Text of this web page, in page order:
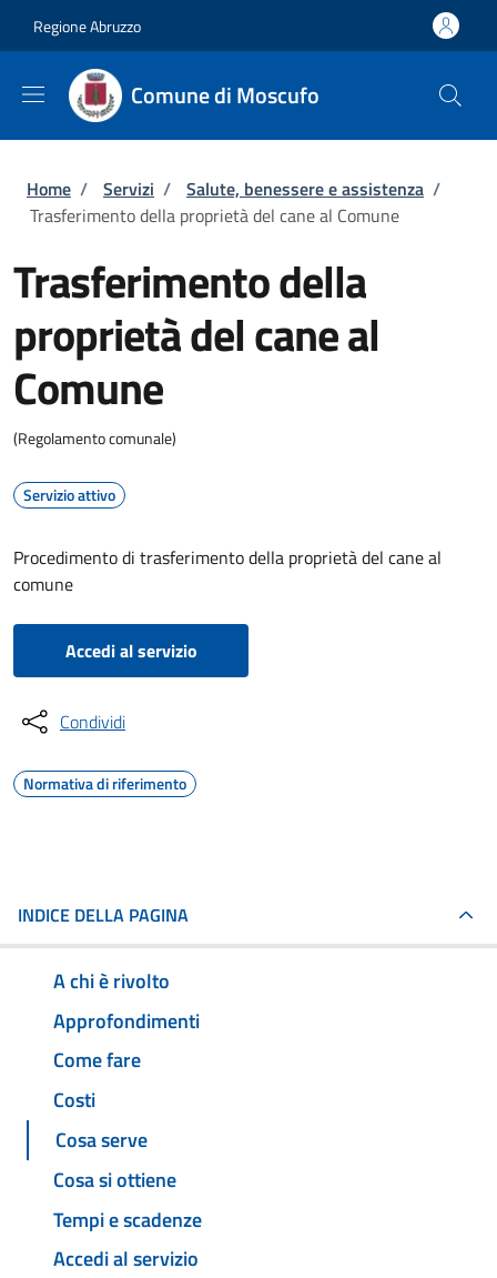
Regione Abruzzo
Comune di Moscufo
Briciole di pane
Home / Servizi / Salute, benessere e assistenza /
Trasferimento della proprietà del cane al Comune
Trasferimento della
proprietà del cane al
Comune
(Regolamento comunale)
Servizio attivo
Procedimento di trasferimento della proprietà del cane al
comune
Accedi al servizio
Condividi
Normativa di riferimento
INDICE DELLA PAGINA
A chi è rivolto
Approfondimenti
Come fare
Costi
Cosa serve
Cosa si ottiene
Tempi e scadenze
Accedi al servizio